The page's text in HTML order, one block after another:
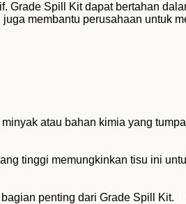
Grade Spill Kit dapat bertahan
membantu perusahaan untuk
atau bahan kimia yang
tinggi memungkinkan tisu ini
penting dari Grade Spill Kit.